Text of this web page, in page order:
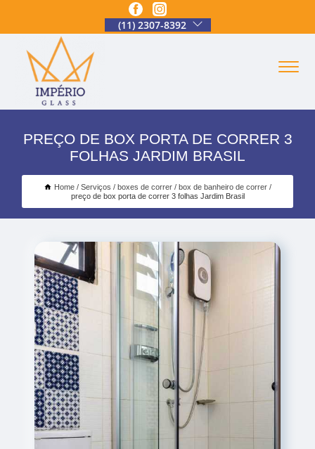
(11) 2307-8392
PREÇO DE BOX PORTA DE CORRER 3
FOLHAS JARDIM BRASIL
Home Serviços boxes de correr
box de banheiro de correr
preço de box porta de correr 3 folhas Jardim Brasil